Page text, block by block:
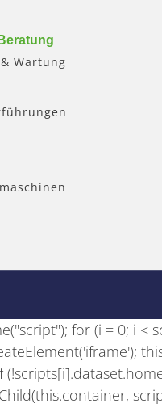
Wartung
for (i = 0; i <